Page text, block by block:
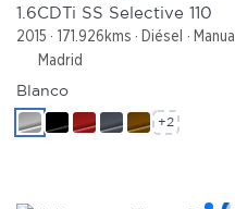
1.6CDTi SS Selective 110
2015 171.926kms Diésel
Manual
Madrid
Blanco
+2